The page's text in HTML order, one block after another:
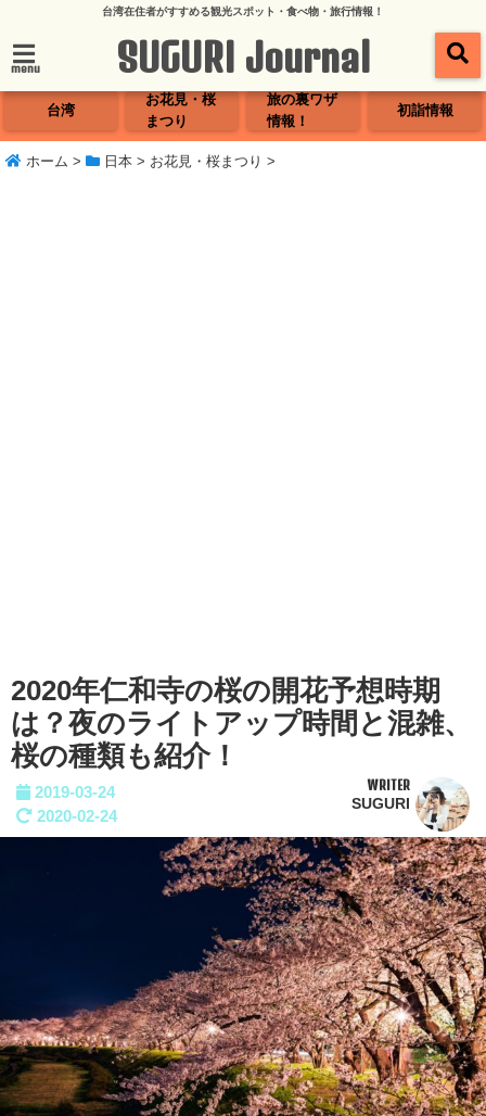
台湾在住者がすすめる観光スポット・食べ物・旅行情報！
menu SUGURI Journal
台湾
お花見・桜
まつり
旅の裏ワザ
情報！
初詣情報
ホーム > 日本 > お花見・桜まつり >
2020年仁和寺の桜の開花予想時期
は？夜のライトアップ時間と混雑、
桜の種類も紹介！
2019-03-24
2020-02-24
WRITER
SUGURI